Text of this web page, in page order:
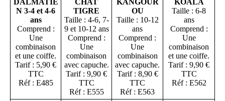
N 3-4 et 4-6
ans
Comprend :
Une
combinaison
et une coiffe.
Tarif : 5,90 €
TTC
Réf : E485
TIGRE
Taille : 4-6, 7-
9 et 10-12 ans
Comprend :
Une
combinaison
avec capuche.
Tarif : 9,90 €
TTC
Réf : E555
OU
Taille : 10-12
ans
Comprend :
Une
combinaison
avec capuche.
Tarif : 8,90 €
TTC
Réf : E563
Taille : 6-8
ans
Comprend :
Une
combinaison
et une coiffe.
Tarif : 9,90 €
TTC
Réf : E562